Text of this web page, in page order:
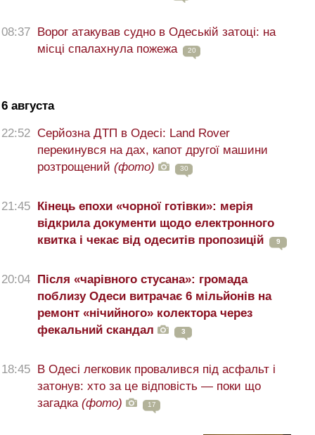
08:37
Ворог атакував судно в Одеській затоці: на
місці спалахнула пожежа
20
6 августа
22:52 Серйозна ДТП в Одесі: Land Rover
перекинувся на дах, капот другої машини
розтрощений (фото) 30
21:45
Кінець епохи «чорної готівки»: мерія
відкрила документи щодо електронного
квитка і чекає від одеситів пропозицій
9
20:04
Після «чарівного стусана»: громада
поблизу Одеси витрачає 6 мільйонів на
ремонт «нічийного» колектора через
фекальний скандал
3
18:45
В Одесі легковик провалився під асфальт і
затонув: хто за це відповість — поки що
загадка (фото) 17